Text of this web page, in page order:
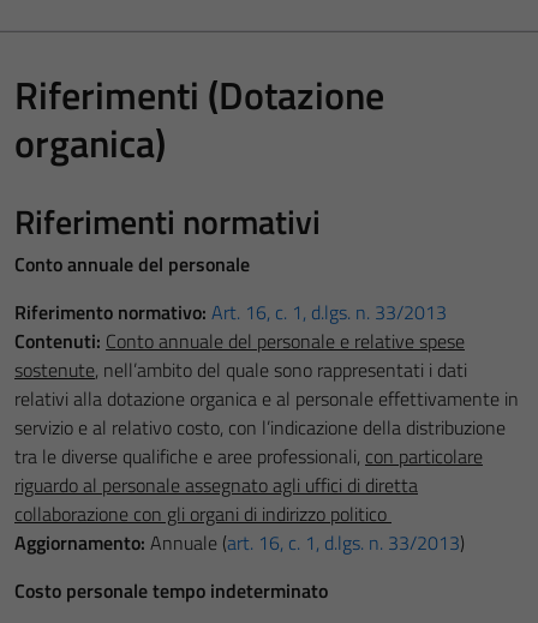
Riferimenti (Dotazione
organica)
Riferimenti normativi
Conto annuale del personale
Riferimento normativo: Art. 16, c. 1, d.lgs. n. 33/2013
Contenuti: Conto annuale del personale e relative spese
sostenute, nell’ambito del quale sono rappresentati i dati
relativi alla dotazione organica e al personale effettivamente in
servizio e al relativo costo, con l’indicazione della distribuzione
tra le diverse qualifiche e aree professionali, con particolare
riguardo al personale assegnato agli uffici di diretta
collaborazione con gli organi di indirizzo politico
Aggiornamento: Annuale (art. 16, c. 1, d.lgs. n. 33/2013)
Costo personale tempo indeterminato